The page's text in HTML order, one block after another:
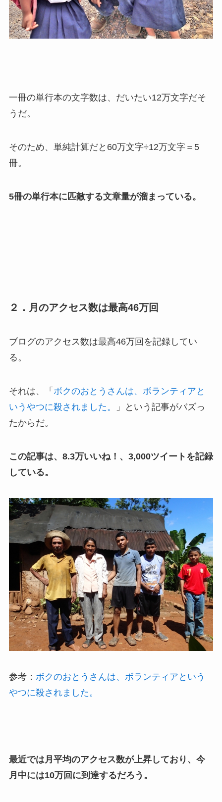
一冊の単行本の文字数は、だいたい12万文字だそ
うだ。
そのため、単純計算だと60万文字÷12万文字＝5
冊。
5冊の単行本に匹敵する文章量が溜まっている。
２．月のアクセス数は最高46万回
ブログのアクセス数は最高46万回を記録してい
る。
それは、「 ボクのおとうさんは、ボランティアと
いうやつに殺されました。
」という記事がバズっ
たからだ。
この記事は、8.3万いいね！、3,000ツイートを記録
している。
参考： ボクのおとうさんは、ボランティアという
やつに殺されました。
最近では月平均のアクセス数が上昇しており、今
月中には10万回に到達するだろう。